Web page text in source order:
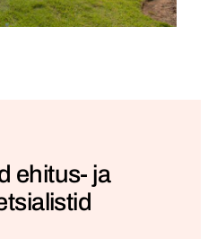
ehitus- ja